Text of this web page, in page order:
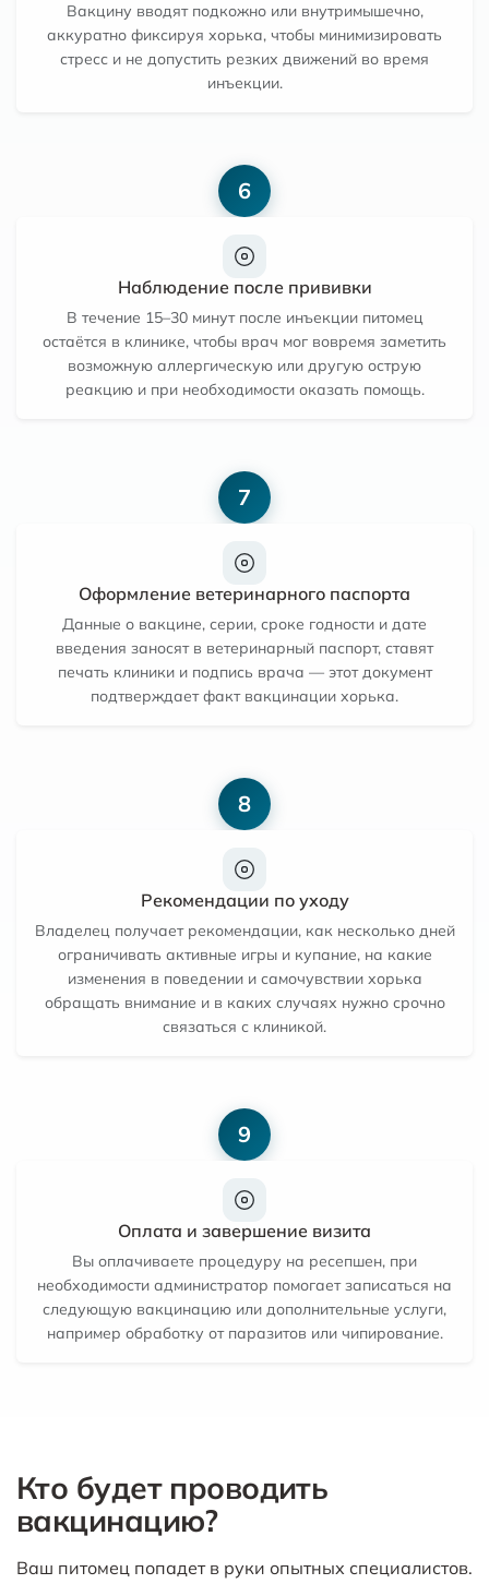
Вакцину вводят подкожно или внутримышечно,
аккуратно фиксируя хорька, чтобы минимизировать
стресс и не допустить резких движений во время
инъекции.
6
Наблюдение после прививки
В течение 15–30 минут после инъекции питомец
остаётся в клинике, чтобы врач мог вовремя заметить
возможную аллергическую или другую острую
реакцию и при необходимости оказать помощь.
7
Оформление ветеринарного паспорта
Данные о вакцине, серии, сроке годности и дате
введения заносят в ветеринарный паспорт, ставят
печать клиники и подпись врача — этот документ
подтверждает факт вакцинации хорька.
8
Рекомендации по уходу
Владелец получает рекомендации, как несколько дней
ограничивать активные игры и купание, на какие
изменения в поведении и самочувствии хорька
обращать внимание и в каких случаях нужно срочно
связаться с клиникой.
9
Оплата и завершение визита
Вы оплачиваете процедуру на ресепшен, при
необходимости администратор помогает записаться на
следующую вакцинацию или дополнительные услуги,
например обработку от паразитов или чипирование.
Кто будет проводить
вакцинацию?
Ваш питомец попадет в руки опытных специалистов.